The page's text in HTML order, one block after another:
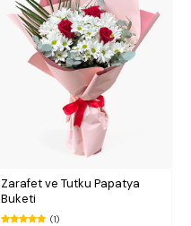
Zarafet ve Tutku Papatya
Buketi
(1)